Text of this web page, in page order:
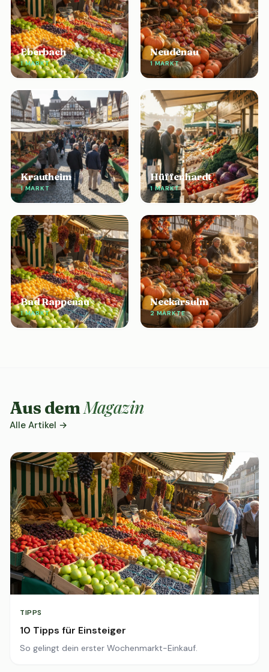
Eberbach
1 MARKT
Neudenau
1 MARKT
Krautheim
1 MARKT
Hüffenhardt
1 MARKT
Bad Rappenau
1 MARKT
Neckarsulm
2 MÄRKTE
Aus demMagazin
Alle Artikel →
TIPPS
10 Tipps für Einsteiger
So gelingt dein erster Wochenmarkt-Einkauf.